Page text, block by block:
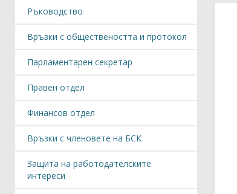
Ръководство
Връзки с обществеността и протокол
Парламентарен секретар
Правен отдел
Финансов отдел
Връзки с членовете на БСК
Защита на работодателските
интереси